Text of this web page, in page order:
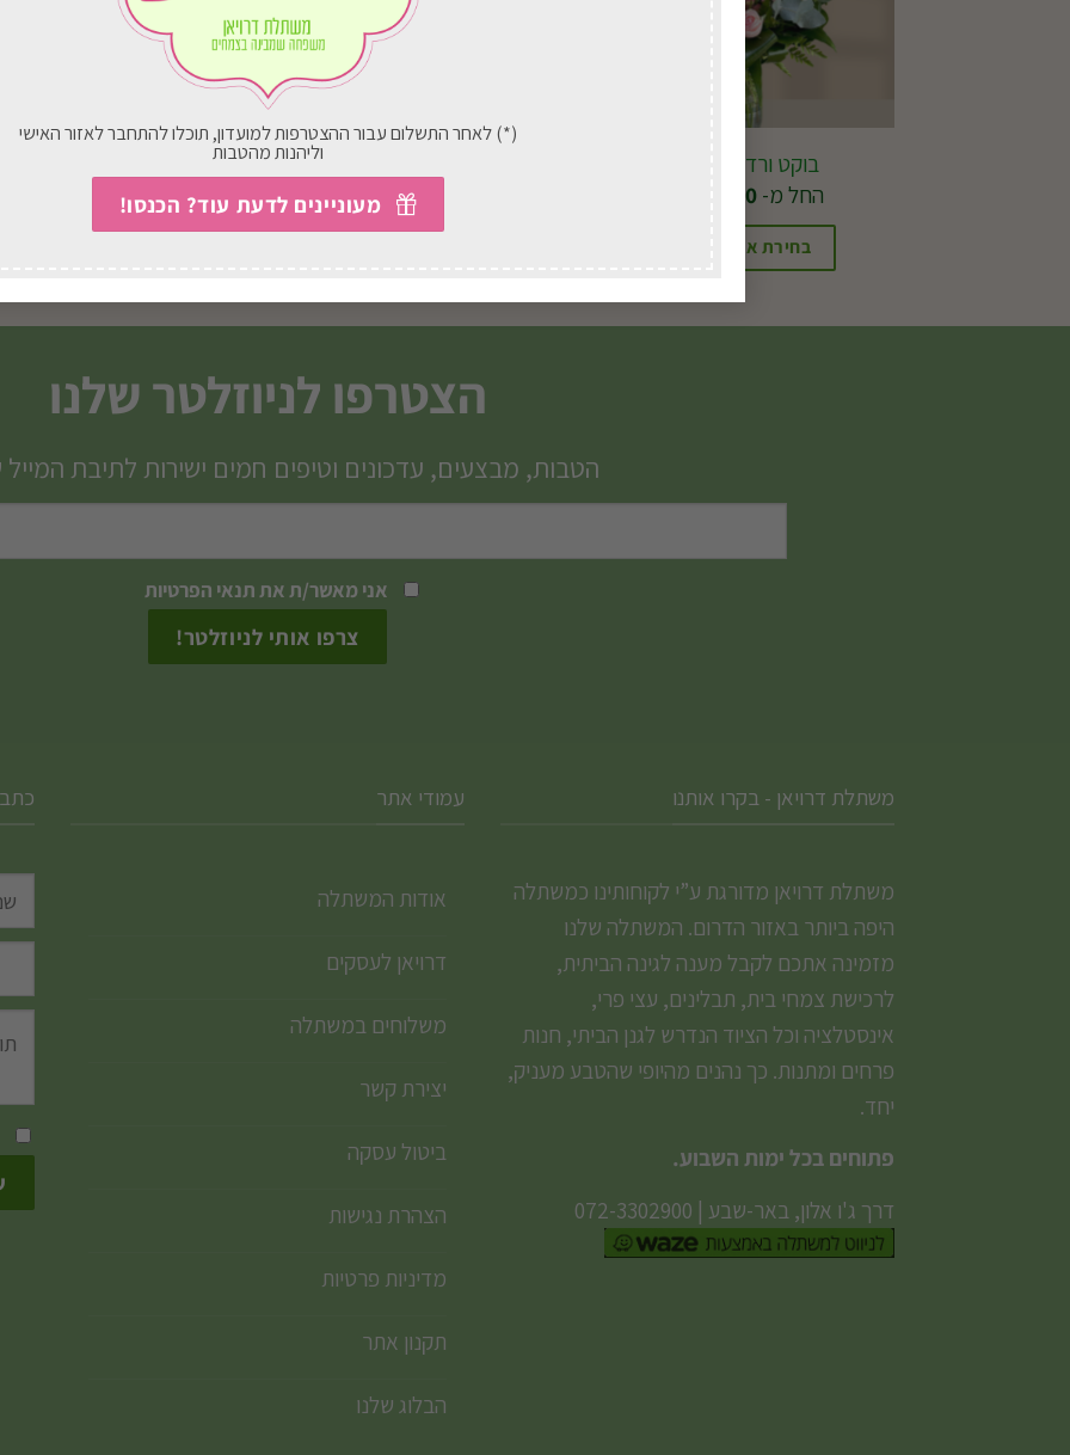
(*) לאחר התשלום עבור ההצטרפות למועדון, תוכלו להתחבר לאזור האישי
וליהנות מהטבות
מעוניינים לדעת עוד? הכנסו!
בוקט ורדים בצבע
החל מ-270.00
בחירת אפשרויות
זה
לבחור
₪182.00
החל מ-270.00
זה
מספר
ניתן
לבחור
הצטרפו לניוזלטר שלנו
הטבות, מבצעים, עדכונים וטיפים חמים ישירות לתיבת
אני מאשר/ת אתתנאי הפרטיות
משתלת דרויאן - בקרו אותנו
משתלת דרויאן מדורגת ע”י לקוחותינו כמשתלה
היפה ביותר באזור הדרום. המשתלה שלנו
מזמינה אתכם לקבל מענה לגינה הביתית,
לרכישת צמחי בית, תבלינים, עצי פרי,
אינסטלציה וכל הציוד הנדרש לגנן הביתי, חנות
פרחים ומתנות. כך נהנים מהיופי שהטבע מעניק,
יחד.
פתוחים בכל ימות השבוע.
דרך ג'ו אלון, באר-שבע |
072-3302900
עמודי אתר
אודות המשתלה
דרויאן לעסקים
משלוחים במשתלה
יצירת קשר
ביטול עסקה
הצהרת נגישות
מדיניות פרטיות
תקנון אתר
הבלוג שלנו